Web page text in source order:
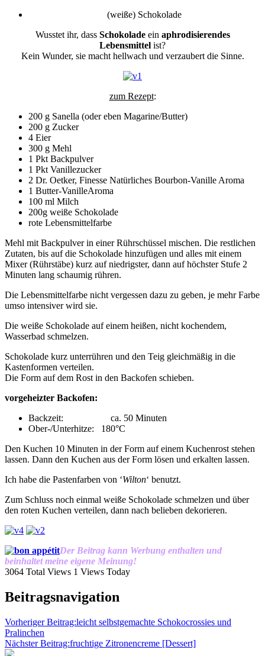
(weiße) Schokolade
Wusstet ihr, dass Schokoladeein aphrodisierendes
Lebensmittel ist?
Kein Wunder, sie macht hellwach und verzaubert die Sinne.
zum Rezept:
200 g Sanella (oder eben Magarine/Butter)
200 g Zucker
4 Eier
300 g Mehl
1 Pkt Backpulver
1 Pkt Vanillezucker
2 Dr. Oetker, Finesse Natürliches Bourbon-Vanille Aroma
1 Butter-VanilleAroma
100 ml Milch
200g weiße Schokolade
rote Lebensmittelfarbe
Mehl mit Backpulver in einer Rührschüssel mischen. Die restlichen
Zutaten, bis auf die Schokolade hinzufügen und alles mit einem
Mixer (Rührstäbe) kurz auf niedrigster, dann auf höchster Stufe 2
Minuten lang schaumig rühren.
Die Lebensmittelfarbe nicht vergessen dazu zu geben, je mehr Farbe
umso intensiver wird sie.
Die weiße Schokolade auf einem heißen, nicht kochendem,
Wasserbad schmelzen.
Schokolade kurz unterrühren und den Teig gleichmäßig in die
Kastenformen verteilen.
Die Form auf dem Rost in den Backofen schieben.
vorgeheizter Backofen:
Backzeit: ca. 50 Minuten
Ober-/Unterhitze: 180°C
Den Kuchen 10 Minuten in der Form auf einem Kuchenrost stehen
lassen. Dann den Kuchen aus der Form lösen und erkalten lassen.
Ich habe die Pastenfarben von ‘Wilton‘ benutzt.
Zum Schluss noch einmal weiße Schokolade schmelzen und über
den roten Kuchen verteilen, dann nach belieben dekorieren.
Der Beitrag kann Werbung enthalten und
beinhaltet meine eigene Meinung!
3064 Total Views 1 Views Today
Beitragsnavigation
Vorheriger Beitrag:leicht selbstgemachte Schokocrossies und
Pralinchen
Nächster Beitrag:fruchtige Zitronencreme [Dessert]